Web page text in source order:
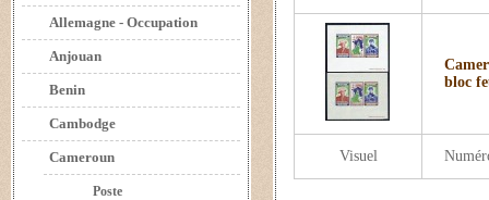
Allemagne - Occupation
Anjouan
Benin
Cambodge
Cameroun
Poste
Visuel
bloc